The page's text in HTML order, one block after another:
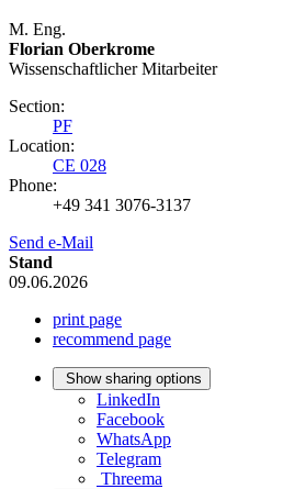
M. Eng.
Florian Oberkrome
Wissenschaftlicher Mitarbeiter
Section:
PF
Location:
CE 028
Phone:
+49 341 3076-3137
Send e-Mail
Stand
09.06.2026
print page
recommend page
Show sharing options
LinkedIn
Facebook
WhatsApp
Telegram
Threema